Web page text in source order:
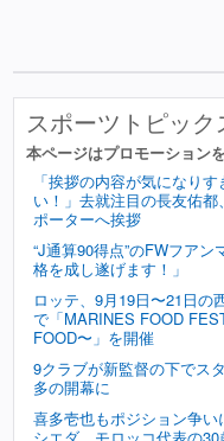
スポーツトピック
本ページはプロモーション
「挨拶の内容が気になり
い！」去就注目の長友佑
ポーターへ挨拶
“J通算90得点”のFWフア
格を成し遂げます！」
ロッテ、9月19日〜21日の
で「MARINES FOOD
FOOD〜」を開催
9クラブが新監督の下でス
多の開幕に
喜多壱也もポジション争